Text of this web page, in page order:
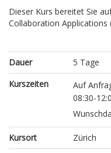
Dieser Kurs bereitet Sie
Collaboration Applications
Dauer
5 Tage
Kurszeiten
Auf
08:30-
Kursort
Zürich